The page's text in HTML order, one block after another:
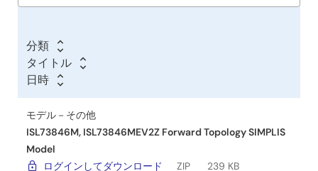
分類
タイトル
日時
モデル－その他
ISL73846M, ISL73846MEV2Z Forward Topology SIMPLIS
Model
ログインしてダウンロード
ZIP 239 KB